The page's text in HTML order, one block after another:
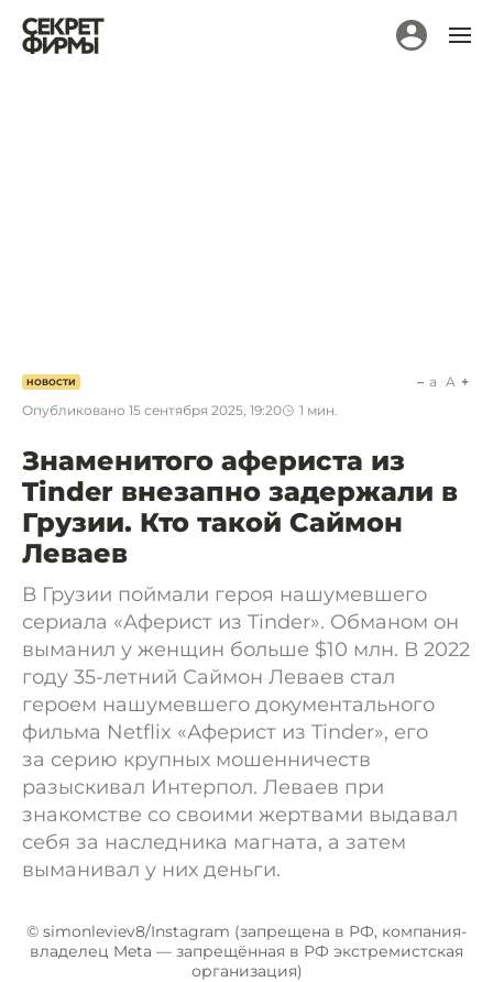
НОВОСТИ
Опубликовано 15 сентября 2025, 19:20 1 мин.
a A
Знаменитого афериста из
Tinder внезапно задержали в
Грузии. Кто такой Саймон
Леваев
В Грузии поймали героя нашумевшего
сериала «Аферист из Tinder». Обманом он
выманил у женщин больше $10 млн. В 2022
году 35-летний Саймон Леваев стал
героем нашумевшего документального
фильма Netflix «Аферист из Tinder», его
за серию крупных мошенничеств
разыскивал Интерпол. Леваев при
знакомстве со своими жертвами выдавал
себя за наследника магната, а затем
выманивал у них деньги.
© simonleviev8/Instagram (запрещена в РФ, компания-
владелец Meta — запрещённая в РФ экстремистская
организация)